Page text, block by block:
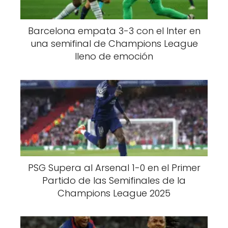
Barcelona empata 3-3 con el Inter en
una semifinal de Champions League
lleno de emoción
PSG Supera al Arsenal 1-0 en el Primer
Partido de las Semifinales de la
Champions League 2025